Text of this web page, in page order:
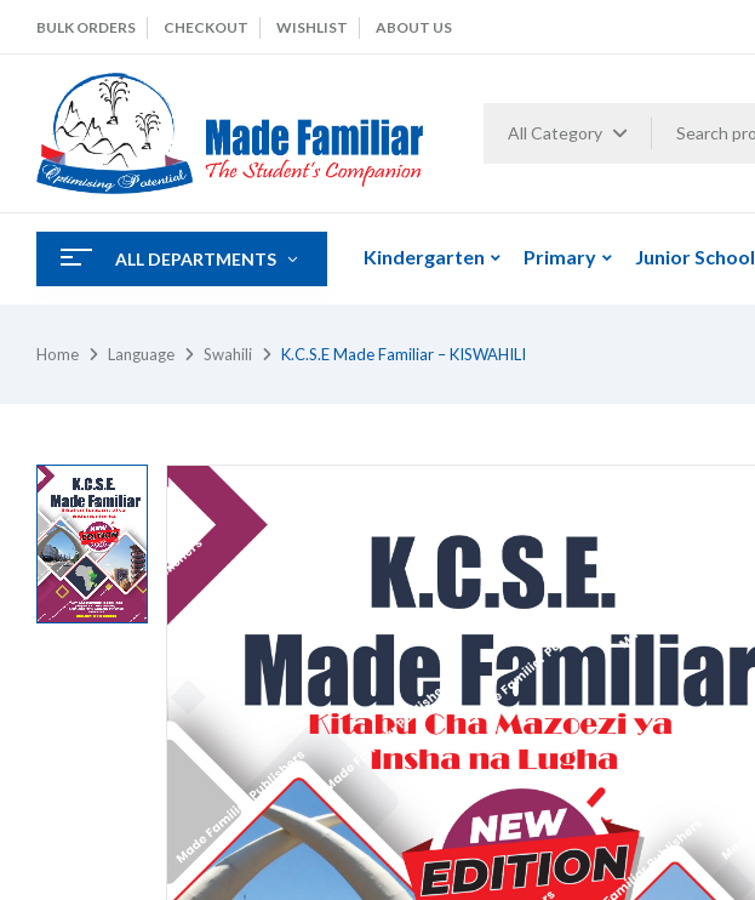
BULK ORDERS CHECKOUT WISHLIST ABOUT US
All Category
ALL DEPARTMENTS Kindergarten Primary Junior School
Home Language Swahili K.C.S.E Made Familiar – KISWAHILI